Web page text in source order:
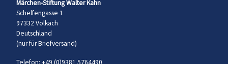
Märchen-Stiftung Walter Kahn
Schelfengasse 1
97332 Volkach
Deutschland
(nur für Briefversand)
Telefon: +49 (0)9381 5764490